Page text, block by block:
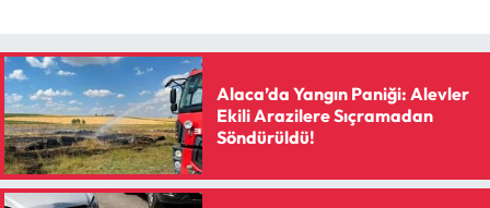
Alaca’da Yangın Paniği: Alevler
Ekili Arazilere Sıçramadan
Söndürüldü!
Yayla Haber
Yemek Tarifleri
Yerel Haberler